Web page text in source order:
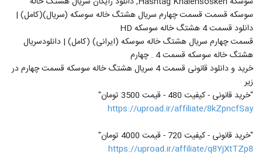
سوسکه قسمت قسمت چهارم سریال هشتگ خاله سوسکه (سریال)(کامل) |
دانلود قسمت 4 هشتگ خاله سوسکه HD
قسمت چهارم سریال هشتگ خاله سوسکه (ایرانی) (کامل) | دانلودسریال
هشتگ خاله سوسکه قسمت 4 . چهارم
خرید و دانلود قانونی قسمت 4 سریال هشتگ خاله سوسکه قسمت چهارم در
زیر
"خرید قانونی - کیفیت 480 - قیمت 3500 تومان"
https://uproad.ir/affiliate/8kZpncfSay
"خرید قانونی - کیفیت 720 - قیمت 4000 تومان"
https://uproad.ir/affiliate/q8YjXtTZp8